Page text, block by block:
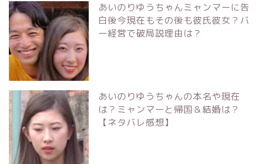
あいのりゆうちゃんミャンマーに告
白後今現在もその後も彼氏彼女？バ
ー経営で破局説理由は？
あいのりゆうちゃんの本名や現在
は？ミャンマーと帰国＆結婚は？
【ネタバレ感想】